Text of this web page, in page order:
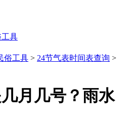
工具
俗工具 > 24节气表时间表查询 >
月几号？雨水